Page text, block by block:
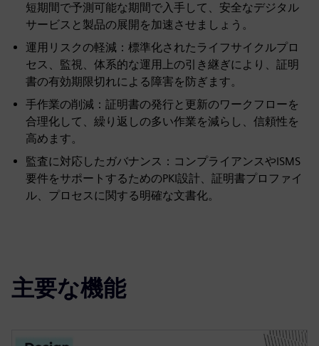
短期間で予測可能な期間で入手して、安全なデジタル
サービスと製品の展開を加速させましょう。
運用リスクの軽減：標準化されたライフサイクルプロ
セス、監視、体系的な運用上の引き継ぎにより、証明
書の有効期限切れによる障害を防ぎます。
手作業の削減：証明書の発行と更新のワークフローを
合理化して、繰り返しの多い作業を減らし、信頼性を
高めます。
監査に対応したガバナンス：コンプライアンスやISMS
要件をサポートするためのPKI設計、証明書プロファイ
ル、プロセスに関する明確な文書化。
主要な機能